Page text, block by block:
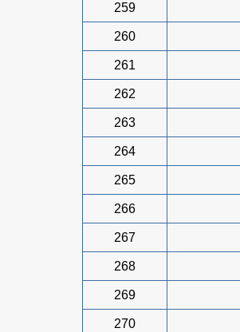
259
260
261
262
263
264
265
266
267
268
269
270